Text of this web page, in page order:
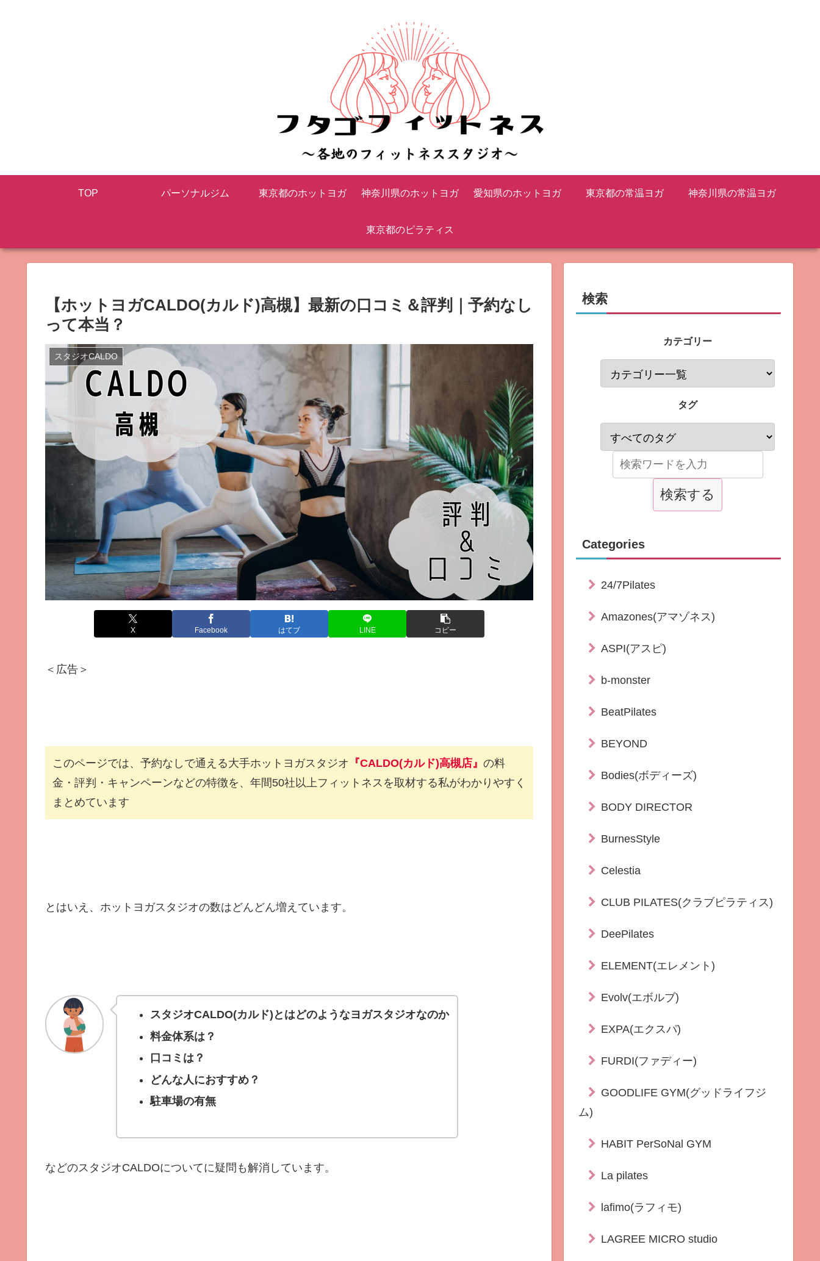
TOP パーソナルジム 東京都のホットヨガ 神奈川県のホットヨガ 愛知県のホットヨガ 東京都の常温ヨガ 神奈川県の常温ヨガ
東京都のピラティス
【ホットヨガCALDO(カルド)高槻】最新の口コミ＆評判｜予約なし
って本当？
スタジオCALDO
X Facebook はてブ LINE コピー
＜広告＞
このページでは、予約なしで通える大手ホットヨガスタジオ 『CALDO(カルド)高槻店』 の料
金・評判・キャンペーンなどの特徴を、年間50社以上フィットネスを取材する私がわかりやすく
まとめています
とはいえ、ホットヨガスタジオの数はどんどん増えています。
スタジオCALDO(カルド)とはどのようなヨガスタジオなのか
料金体系は？
口コミは？
どんな人におすすめ？
駐車場の有無
などのスタジオCALDOについてに疑問も解消しています。
検索
カテゴリー
タグ
Categories
24/7Pilates
Amazones(アマゾネス)
ASPI(アスピ)
b-monster
BeatPilates
BEYOND
Bodies(ボディーズ)
BODY DIRECTOR
BurnesStyle
Celestia
CLUB PILATES(クラブピラティス)
DeePilates
ELEMENT(エレメント)
Evolv(エボルブ)
EXPA(エクスパ)
FURDI(ファディー)
GOODLIFE GYM(グッドライフジ
ム)
HABIT PerSoNal GYM
La pilates
lafimo(ラフィモ)
LAGREE MICRO studio